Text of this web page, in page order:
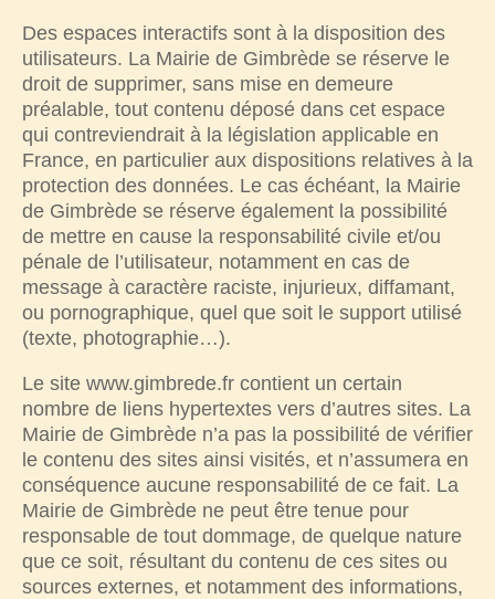
Des espaces interactifs sont à la disposition des
utilisateurs. La Mairie de Gimbrède se réserve le
droit de supprimer, sans mise en demeure
préalable, tout contenu déposé dans cet espace
qui contreviendrait à la législation applicable en
France, en particulier aux dispositions relatives à la
protection des données. Le cas échéant, la Mairie
de Gimbrède se réserve également la possibilité
de mettre en cause la responsabilité civile et/ou
pénale de l’utilisateur, notamment en cas de
message à caractère raciste, injurieux, diffamant,
ou pornographique, quel que soit le support utilisé
(texte, photographie…).
Le site www.gimbrede.fr contient un certain
nombre de liens hypertextes vers d’autres sites. La
Mairie de Gimbrède n’a pas la possibilité de vérifier
le contenu des sites ainsi visités, et n’assumera en
conséquence aucune responsabilité de ce fait. La
Mairie de Gimbrède ne peut être tenue pour
responsable de tout dommage, de quelque nature
que ce soit, résultant du contenu de ces sites ou
sources externes, et notamment des informations,